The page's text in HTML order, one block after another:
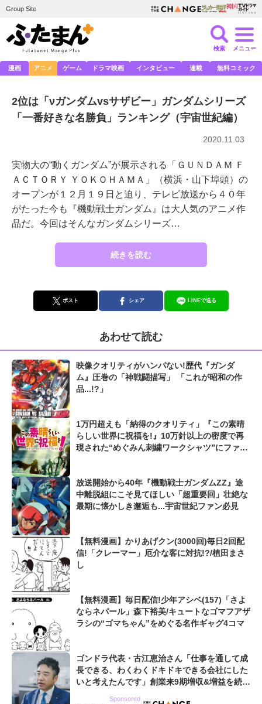
Group Site
検索 メニュー
漫画 アニメ ゲーム ドラマ映画 インタビュー 連載 無料コミック
2位は「νガンダムvsサザビー」ガンダムシリーズ
「一番好きな名勝負」ランキング（宇宙世紀編）
2020.11.03
実物大の“動くガンダム”が展示される「ＧＵＮＤＡＭ Ｆ
ＡＣＴＯＲＹ ＹＯＫＯＨＡＭＡ」（横浜・山下埠頭）の
オープンが１２月１９日と迫り、テレビ放送から４０年
がたった今も『機動戦士ガンダム』は大人気のアニメ作
品だ。今回はそんなガンダムシリーズ…
続きを読む
ポスト シェア LINEで送る
あわせて読む
映像クオリティがハンパない!歴代『ガンダ
ム』圧巻の「神戦闘描写」 「これが昭和の作
品...!?」
1万円超えも「納得のクオリティ」『この素晴
らしい世界に祝福を!』10万針以上の密度で再
現された“めぐみん刺繍ワークシャツ”にファン
放送開始から40年『機動戦士ガンダムZZ』途
中離脱組にこそ見てほしい「超重要回」壮絶な
最期に懐かしき邂逅も...宇宙世紀ファン必見
【無料漫画】かりあげクン(3000回)毎日2回配
信!「クレーマー」厄介な客に対抗!?/植田まさ
し
【無料漫画】毎日配信!少年アシベ(157)「さよ
ならネパール」森下裕美/キュートなゴマフアザ
ラシの“ゴマちゃん”をめぐる名作ギャグ4コマ
ゴンドラ代表・古江恵治さん「仕事を通して成
長できる、わくわくドキドキできる会社にした
いと考えたんです」創業来9期増収&増益を続け
Sponsored